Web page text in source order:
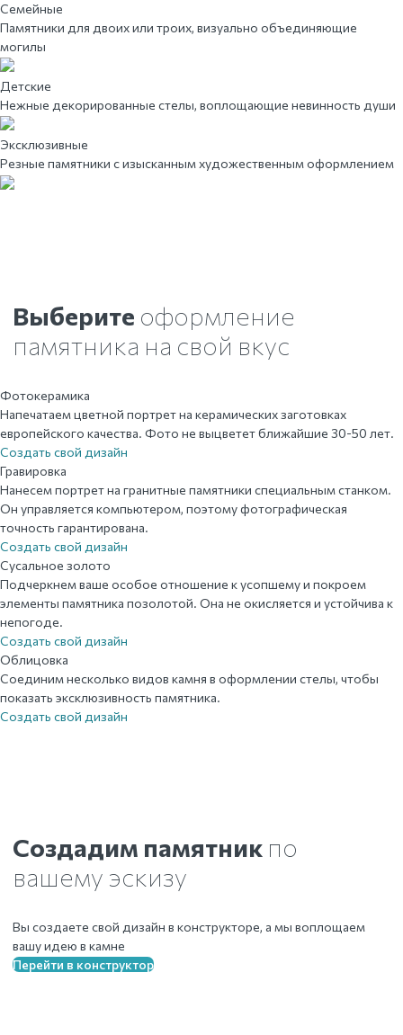
Семейные
Памятники для двоих или троих, визуально объединяющие
могилы
Детские
Нежные декорированные стелы, воплощающие невинность души
Эксклюзивные
Резные памятники с изысканным художественным оформлением
Выберите оформление
памятника на свой вкус
Фотокерамика
Напечатаем цветной портрет на керамических заготовках
европейского качества. Фото не выцветет ближайшие 30-50 лет.
Создать свой дизайн
Гравировка
Нанесем портрет на гранитные памятники специальным станком.
Он управляется компьютером, поэтому фотографическая
точность гарантирована.
Создать свой дизайн
Сусальное золото
Подчеркнем ваше особое отношение к усопшему и покроем
элементы памятника позолотой. Она не окисляется и устойчива к
непогоде.
Создать свой дизайн
Облицовка
Соединим несколько видов камня в оформлении стелы, чтобы
показать эксклюзивность памятника.
Создать свой дизайн
Создадим памятник по
вашему эскизу
Вы создаете свой дизайн в конструкторе, а мы воплощаем
вашу идею в камне
Перейти в конструктор